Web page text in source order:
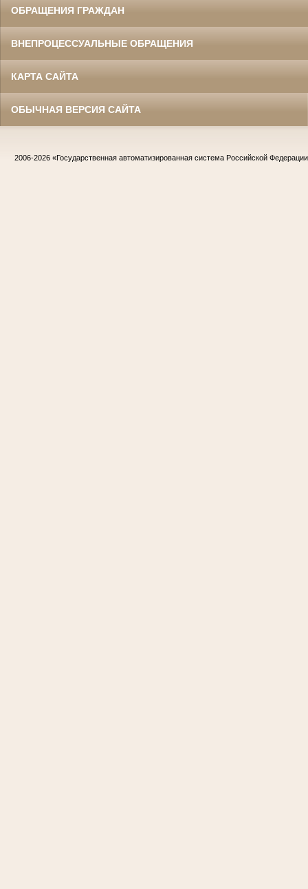
ОБРАЩЕНИЯ ГРАЖДАН
ВНЕПРОЦЕССУАЛЬНЫЕ ОБРАЩЕНИЯ
КАРТА САЙТА
ОБЫЧНАЯ ВЕРСИЯ САЙТА
2006-2026 «Государственная автоматизированная система Российской